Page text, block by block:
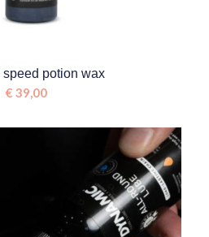
speed potion wax
€ 39,00